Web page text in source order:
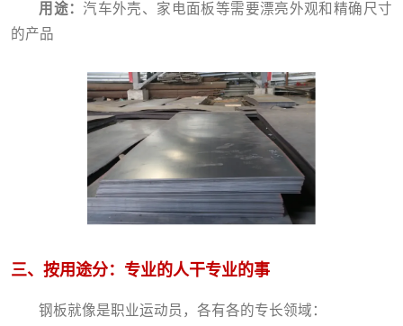
用途： 汽车外壳、家电面板等需要漂亮外观和精确尺寸
的产品
三、按用途分：专业的人干专业的事
钢板就像是职业运动员，各有各的专长领域：